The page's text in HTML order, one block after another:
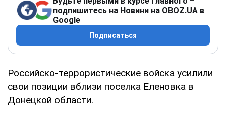
подпишитесь на Новини на OBOZ.UA в
Google
Подписаться
Российско-террористические войска усилили
свои позиции вблизи поселка Еленовка в
Донецкой области.